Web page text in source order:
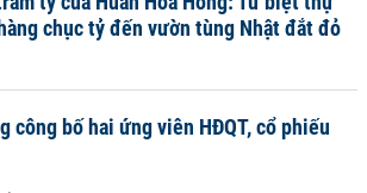
chục tỷ đến vườn tùng Nhật đắt đỏ
công bố hai ứng viên HĐQT, cổ phiếu